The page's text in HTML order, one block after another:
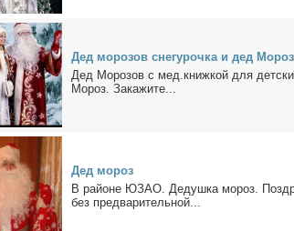
Дед мо­ро­зов сне­гу­роч­ка и дед
Дед Мо­ро­зов с мед.книж­кой для
Мо­роз. За­ка­жи­те...
Дед мо­роз
В рай­оне ЮЗАО. Де­душ­ка мо­роз.
без пред­ва­ри­тель­ной...